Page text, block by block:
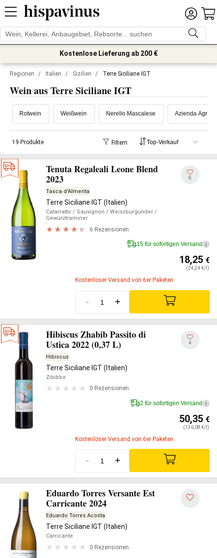
Kostenlose Lieferung ab 200 €
Regionen / Italien / Sizilien / Terre Siciliane IGT
Wein aus Terre Siciliane IGT
Rotwein Weißwein Nerello Mascalese Azienda
19 Produkte Filtern
Tenuta Regaleali Leone Blend
2023
Tasca d'Almerita
Terre Siciliane IGT (Italien)
Catarratto / Sauvignon / Weissburgunder /
Gewürztraminer
6 Rezensionen
6
15 für sofortigen Versand i
18,25 €
(24,34 €/l)
Kostenloser Versand von 6er Paketen
- +
Hibiscus Zhabib Passito di
Ustica 2022 (0,37 L)
Hibiscus
Terre Siciliane IGT (Italien)
Zibibbo
0 Rezensionen
4
2 für sofortigen Versand i
50,35 €
(136,08 €/l)
Kostenloser Versand von 6er Paketen
- +
Eduardo Torres Versante Est
Carricante 2024
Eduardo Torres Acosta
Terre Siciliane IGT (Italien)
Carricante
0 Rezensionen